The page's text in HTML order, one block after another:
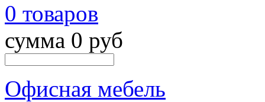
0 товаров
сумма 0 руб
Офисная мебель